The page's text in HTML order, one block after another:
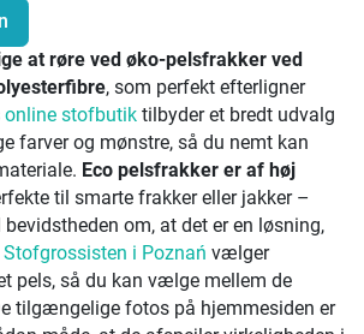
at røre ved øko-pelsfrakker ved
, som perfekt efterligner
online stofbutik tilbyder et bredt udvalg
farver og mønstre, så du nemt kan
Eco pelsfrakker er af høj
til smarte frakker eller jakker –
om, at det er en løsning,
Stofgrossisten i Poznań vælger
pels, så du kan vælge mellem de
tilgængelige fotos på hjemmesiden er